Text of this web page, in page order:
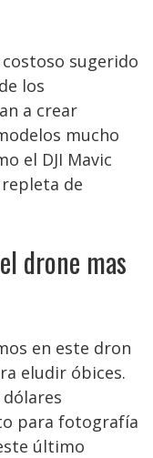
costoso sugerido
los
a crear
mucho
el DJI Mavic
de
drone mas
en este dron
eludir óbices.
para fotografía
último